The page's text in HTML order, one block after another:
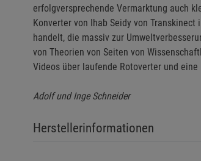
erfolgversprechende Vermarktung auch
Konverter von Ihab Seidy von
handelt, die massiv zur
von Theorien von Seiten von
Videos über laufende Rotoverter und
Adolf und Inge Schneider
Herstellerinformationen